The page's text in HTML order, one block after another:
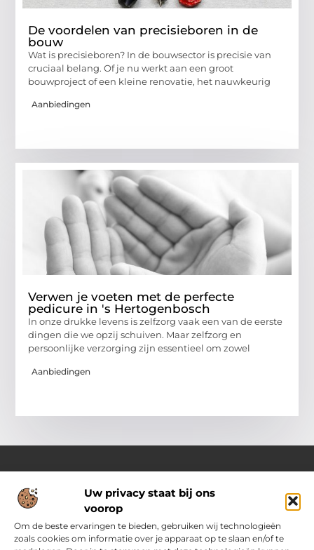
Uw privacy staat bij ons
voorop
Om de beste ervaringen te bieden, gebruiken wij technologieën
zoals cookies om informatie over je apparaat op te slaan en/of te
De voordelen van precisieboren in de
bouw
Wat is precisieboren? In de bouwsector is precisie van
cruciaal belang. Of je nu werkt aan een groot
bouwproject of een kleine renovatie, het nauwkeurig
Aanbiedingen
Verwen je voeten met de perfecte
pedicure in 's Hertogenbosch
In onze drukke levens is zelfzorg vaak een van de eerste
dingen die we opzij schuiven. Maar zelfzorg en
persoonlijke verzorging zijn essentieel om zowel
Aanbiedingen
Over Pass4sure.nl
Jouw bron voor slimme inzichten en praktische tips
Verken een gevarieerd aanbod aan blogs en artikelen die je
dagelijks ondersteunen met bruikbare adviezen, slimme